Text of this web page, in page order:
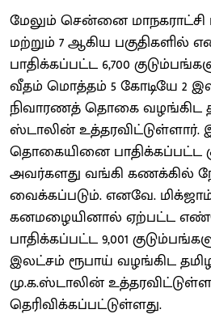
மேலும் சென்னை மாநகராட்சி
மற்றும் 7 ஆகிய
பாதிக்கப்பட்ட 6,700
வீதம் மொத்தம் 5 கோடியே 2
நிவாரணத் தொகை வழங்கிட
ஸ்டாலின்
தொகையினை பாதிக்கப்பட்ட
அவர்களது வங்கி கணக்கில்
வைக்கப்படும். எனவே.
கனமழையினால் ஏற்பட்ட
பாதிக்கப்பட்ட 9,001
இலட்சம் ரூபாய் வழங்கிட
மு.க.ஸ்டாலின்
தெரிவிக்கப்பட்டுள்ளது.